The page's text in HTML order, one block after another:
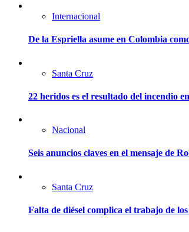
Internacional
De la Espriella asume en Colombia
Santa Cruz
22 heridos es el resultado del incendio
Nacional
Seis anuncios claves en el mensaje de
Santa Cruz
Falta de diésel complica el trabajo de